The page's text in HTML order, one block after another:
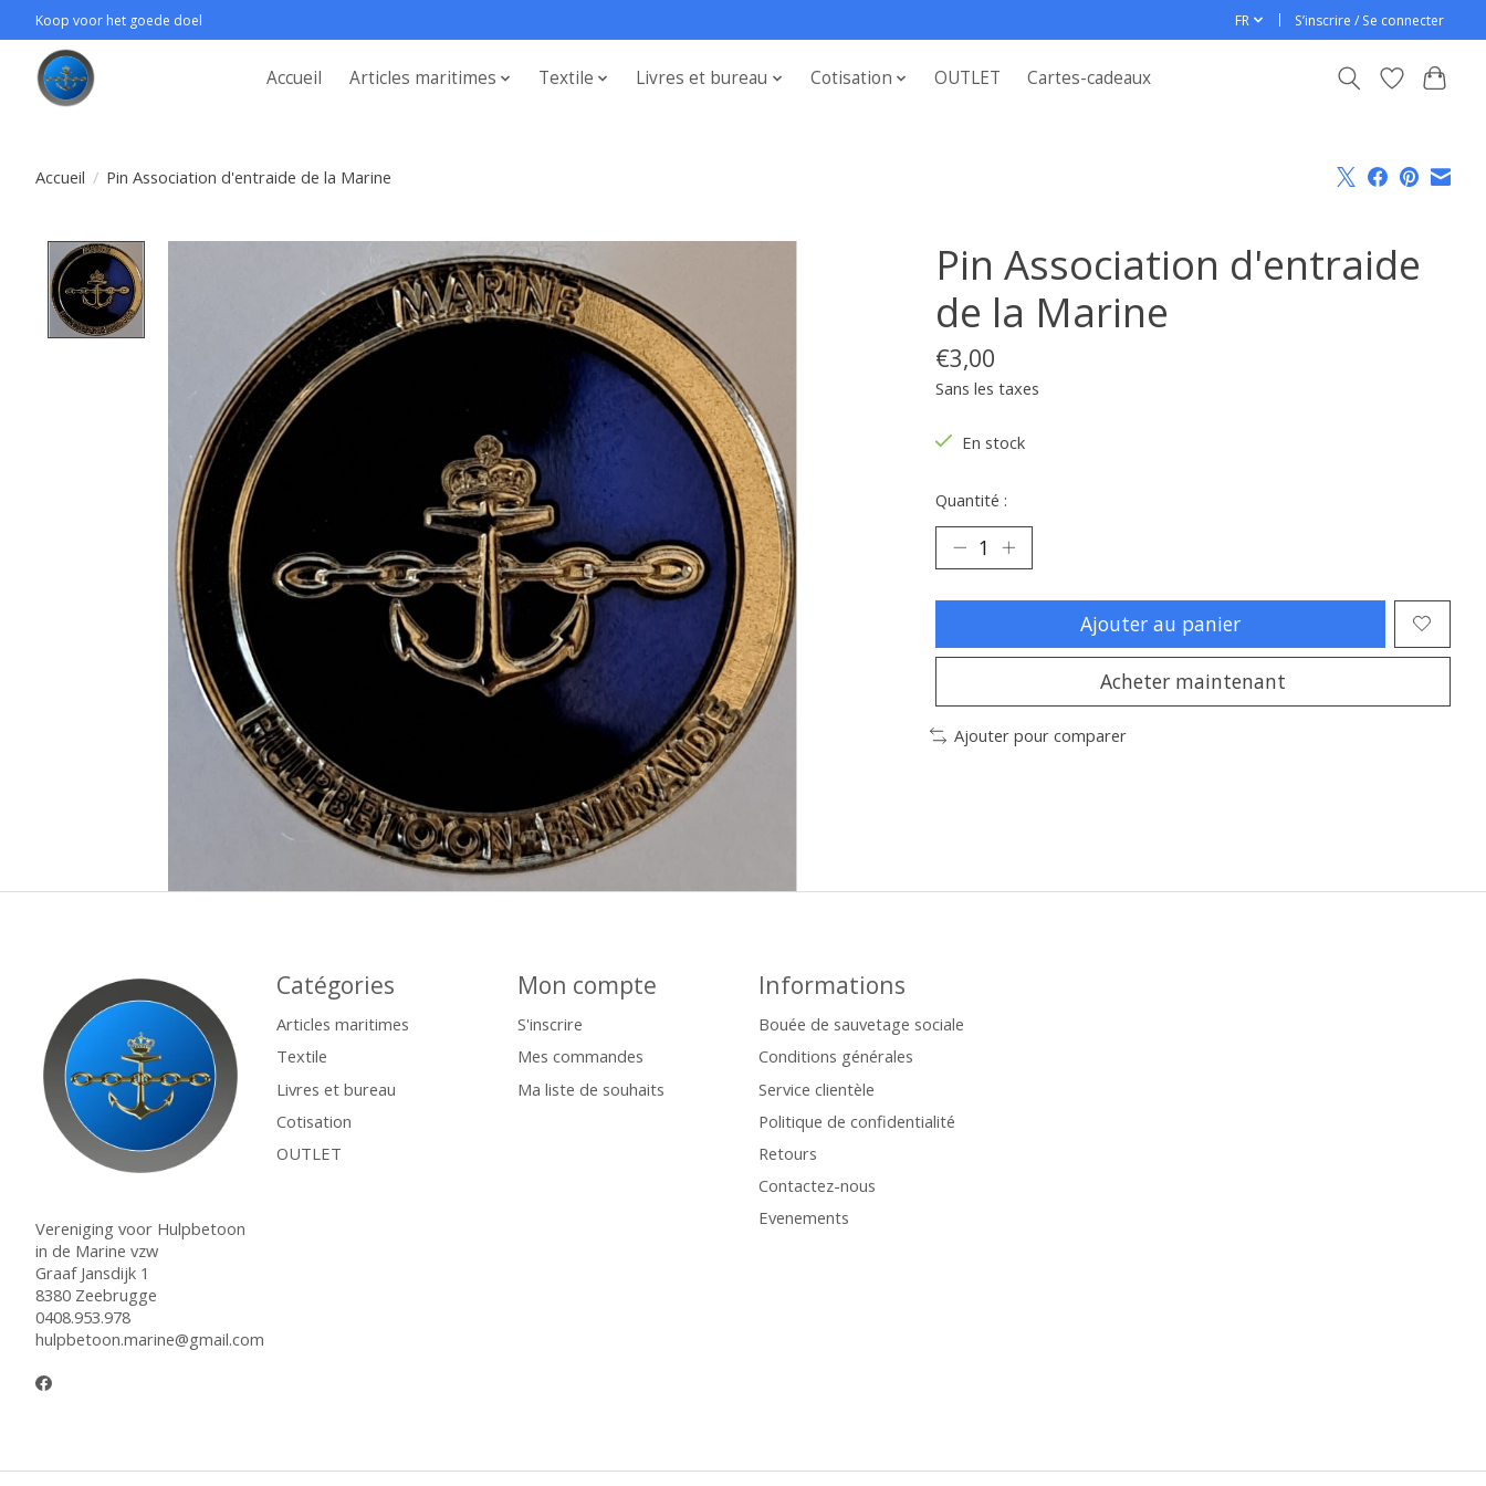
Koop voor het goede doel FR S’inscrire / Se connecter
Accueil Articles maritimes Textile Livres et bureau Cotisation OUTLET Cartes-cadeaux
Accueil / Pin Association d'entraide de la Marine
Product image slideshow Items
Pin Association d'entraide
de la Marine
€3,00
Sans les taxes
En stock
Quantité :
Ajouter au panier
Acheter maintenant
Ajouter pour comparer
Vereniging voor Hulpbetoon
in de Marine vzw
Graaf Jansdijk 1
8380 Zeebrugge
0408.953.978
hulpbetoon.marine@gmail.com
Catégories
Articles maritimes
Textile
Livres et bureau
Cotisation
OUTLET
Mon compte
S'inscrire
Mes commandes
Ma liste de souhaits
Informations
Bouée de sauvetage sociale
Conditions générales
Service clientèle
Politique de confidentialité
Retours
Contactez-nous
Evenements